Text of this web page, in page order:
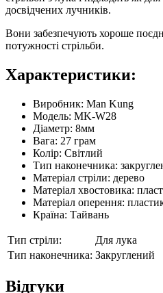
досвідчених лучників.
Вони забезпечують хороше
потужності стрільби.
Характеристики:
Виробник: Man Kung
Модель: MK-W28
Діаметр: 8мм
Вага: 27 грам
Колір: Світлий
Тип наконечника:
Матеріал стріли: дерево
Матеріал хвостовика:
Матеріал оперення:
Країна: Тайвань
Тип стріли:
Для лука
Тип наконечника: Закруглений
Відгуки